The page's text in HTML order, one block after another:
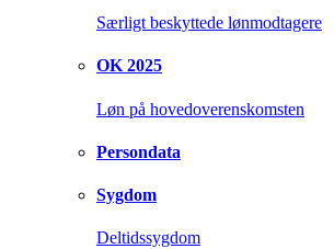
Særligt beskyttede lønmodtagere
OK 2025
Løn på hovedoverenskomsten
Persondata
Sygdom
Deltidssygdom